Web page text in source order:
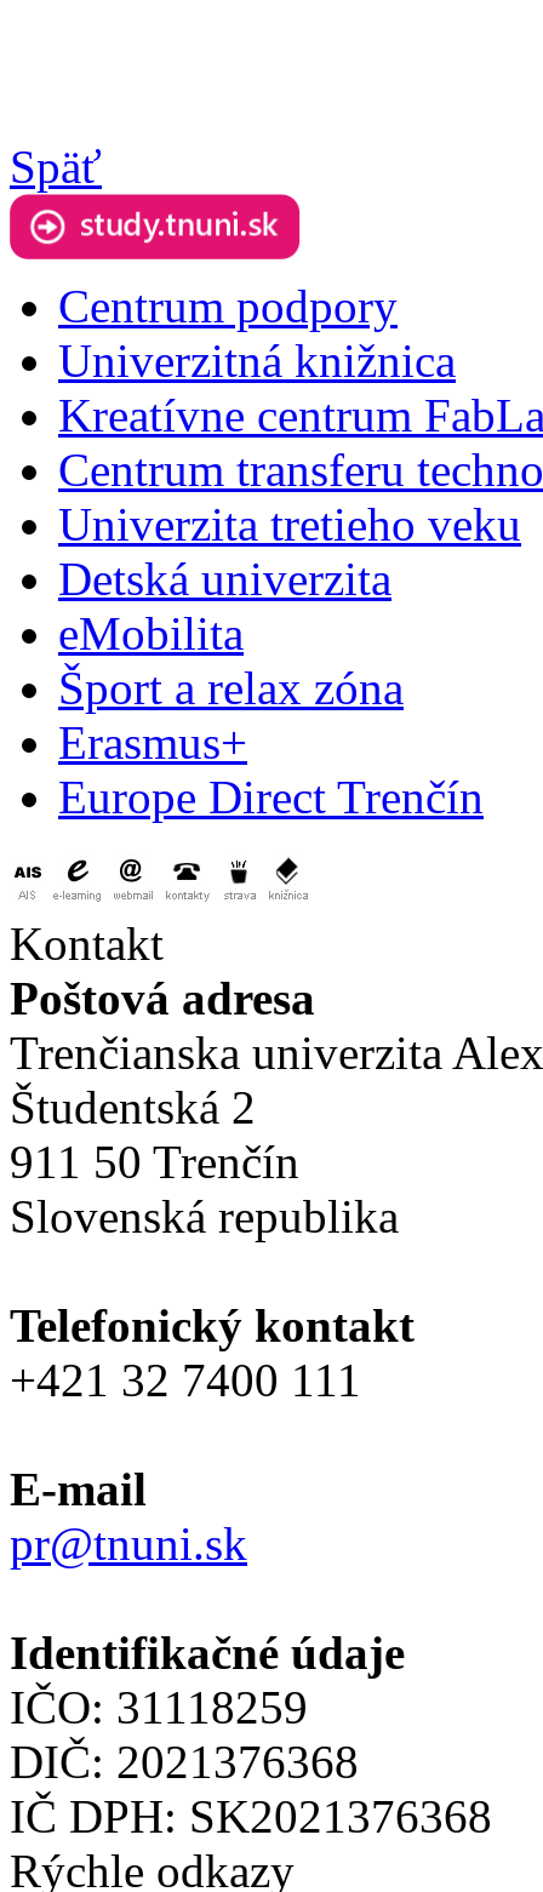
Späť
Centrum podpory
Univerzitná knižnica
Kreatívne centrum
Centrum transferu
Univerzita tretieho veku
Detská univerzita
eMobilita
Šport a relax zóna
Erasmus+
Europe Direct Trenčín
Kontakt
Poštová adresa
Trenčianska univerzita
Študentská 2
911 50 Trenčín
Slovenská republika
Telefonický kontakt
+421 32 7400 111
E-mail
pr@tnuni.sk
Identifikačné údaje
IČO: 31118259
DIČ: 2021376368
IČ DPH: SK2021376368
Rýchle odkazy